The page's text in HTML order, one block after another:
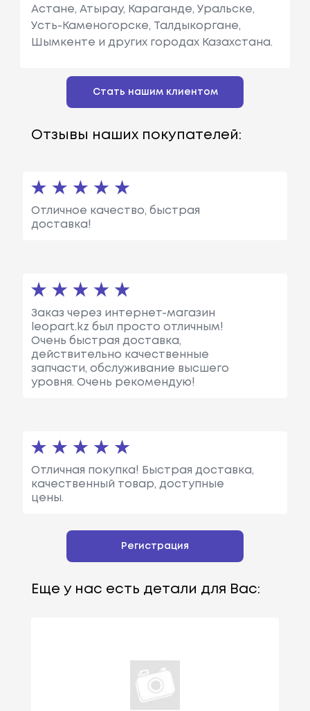
Астане, Атырау, Караганде, Уральске,
Усть-Каменогорске, Талдыкоргане,
Шымкенте и других городах Казахстана.
Стать нашим клиентом
Отзывы наших покупателей:
Отличное качество, быстрая
доставка!
Заказ через интернет-магазин
leopart.kz был просто отличным!
Очень быстрая доставка,
действительно качественные
запчасти, обслуживание высшего
уровня. Очень рекомендую!
Отличная покупка! Быстрая доставка,
качественный товар, доступные
цены.
Регистрация
Еще у нас есть детали для Вас: